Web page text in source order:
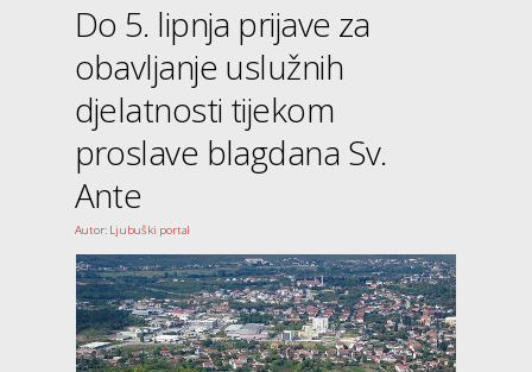
Do 5. lipnja prijave za
obavljanje uslužnih
djelatnosti tijekom
proslave blagdana Sv.
Ante
Autor: Ljubuški portal